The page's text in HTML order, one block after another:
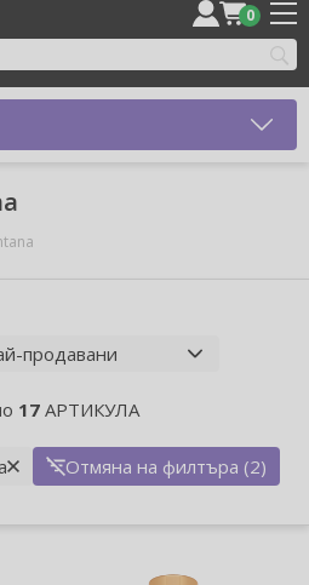
0
17АРТИКУЛА
Отмяна на филтъра (2)